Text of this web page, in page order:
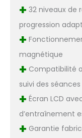
+ 32 niveaux de
progression
+
magnétique
+ Compatibilité
suivi des séances
+ Écran LCD
d’entraînement
+ Garantie